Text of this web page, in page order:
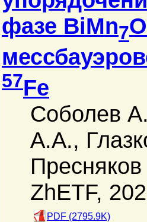
фазе BiMn7O
57Fe
Соболев
А.А.,
ZhETF,
PDF (2795.9K)